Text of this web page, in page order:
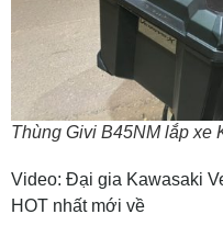
Thùng Givi B45NM lắp xe
Video: Đại gia Kawasaki
HOT nhất mới về